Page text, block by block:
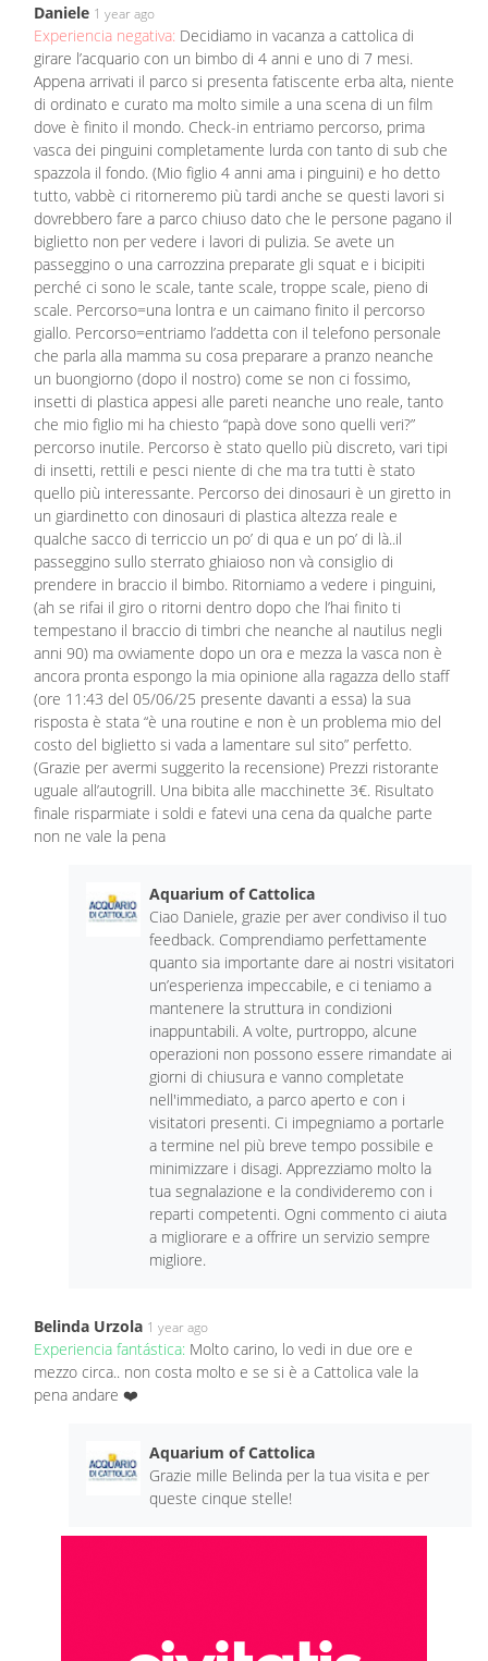
Daniele 1 year ago
Experiencia negativa: Decidiamo in vacanza a cattolica di
girare l’acquario con un bimbo di 4 anni e uno di 7 mesi.
Appena arrivati il parco si presenta fatiscente erba alta, niente
di ordinato e curato ma molto simile a una scena di un film
dove è finito il mondo. Check-in entriamo percorso, prima
vasca dei pinguini completamente lurda con tanto di sub che
spazzola il fondo. (Mio figlio 4 anni ama i pinguini) e ho detto
tutto, vabbè ci ritorneremo più tardi anche se questi lavori si
dovrebbero fare a parco chiuso dato che le persone pagano il
biglietto non per vedere i lavori di pulizia. Se avete un
passeggino o una carrozzina preparate gli squat e i bicipiti
perché ci sono le scale, tante scale, troppe scale, pieno di
scale. Percorso=una lontra e un caimano finito il percorso
giallo. Percorso=entriamo l’addetta con il telefono personale
che parla alla mamma su cosa preparare a pranzo neanche
un buongiorno (dopo il nostro) come se non ci fossimo,
insetti di plastica appesi alle pareti neanche uno reale, tanto
che mio figlio mi ha chiesto “papà dove sono quelli veri?”
percorso inutile. Percorso è stato quello più discreto, vari tipi
di insetti, rettili e pesci niente di che ma tra tutti è stato
quello più interessante. Percorso dei dinosauri è un giretto in
un giardinetto con dinosauri di plastica altezza reale e
qualche sacco di terriccio un po’ di qua e un po’ di là..il
passeggino sullo sterrato ghiaioso non và consiglio di
prendere in braccio il bimbo. Ritorniamo a vedere i pinguini,
(ah se rifai il giro o ritorni dentro dopo che l’hai finito ti
tempestano il braccio di timbri che neanche al nautilus negli
anni 90) ma ovviamente dopo un ora e mezza la vasca non è
ancora pronta espongo la mia opinione alla ragazza dello staff
(ore 11:43 del 05/06/25 presente davanti a essa) la sua
risposta è stata “è una routine e non è un problema mio del
costo del biglietto si vada a lamentare sul sito” perfetto.
(Grazie per avermi suggerito la recensione) Prezzi ristorante
uguale all’autogrill. Una bibita alle macchinette 3€. Risultato
finale risparmiate i soldi e fatevi una cena da qualche parte
non ne vale la pena
Aquarium of Cattolica
Ciao Daniele, grazie per aver condiviso il tuo
feedback. Comprendiamo perfettamente
quanto sia importante dare ai nostri visitatori
un’esperienza impeccabile, e ci teniamo a
mantenere la struttura in condizioni
inappuntabili. A volte, purtroppo, alcune
operazioni non possono essere rimandate ai
giorni di chiusura e vanno completate
nell'immediato, a parco aperto e con i
visitatori presenti. Ci impegniamo a portarle
a termine nel più breve tempo possibile e
minimizzare i disagi. Apprezziamo molto la
tua segnalazione e la condivideremo con i
reparti competenti. Ogni commento ci aiuta
a migliorare e a offrire un servizio sempre
migliore.
Belinda Urzola 1 year ago
Experiencia fantástica: Molto carino, lo vedi in due ore e
mezzo circa.. non costa molto e se si è a Cattolica vale la
pena andare ❤️
Aquarium of Cattolica
Grazie mille Belinda per la tua visita e per
queste cinque stelle!